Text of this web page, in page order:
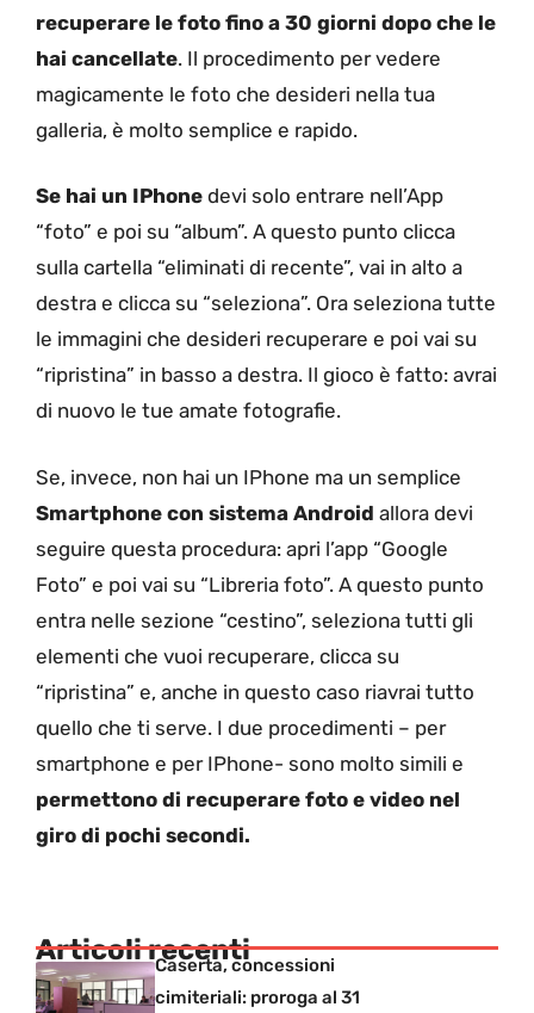
recuperare le foto fino a 30 giorni dopo che le
hai cancellate. Il procedimento per vedere
magicamente le foto che desideri nella tua
galleria, è molto semplice e rapido.
Se hai un IPhone devi solo entrare nell’App
“foto” e poi su “album”. A questo punto clicca
sulla cartella “eliminati di recente”, vai in alto a
destra e clicca su “seleziona”. Ora seleziona tutte
le immagini che desideri recuperare e poi vai su
“ripristina” in basso a destra. Il gioco è fatto: avrai
di nuovo le tue amate fotografie.
Se, invece, non hai un IPhone ma un semplice
Smartphone con sistema Android allora devi
seguire questa procedura: apri l’app “Google
Foto” e poi vai su “Libreria foto”. A questo punto
entra nelle sezione “cestino”, seleziona tutti gli
elementi che vuoi recuperare, clicca su
“ripristina” e, anche in questo caso riavrai tutto
quello che ti serve. I due procedimenti – per
smartphone e per IPhone- sono molto simili e
permettono di recuperare foto e video nel
giro di pochi secondi.
Articoli recenti
Caserta, concessioni
cimiteriali: proroga al 31